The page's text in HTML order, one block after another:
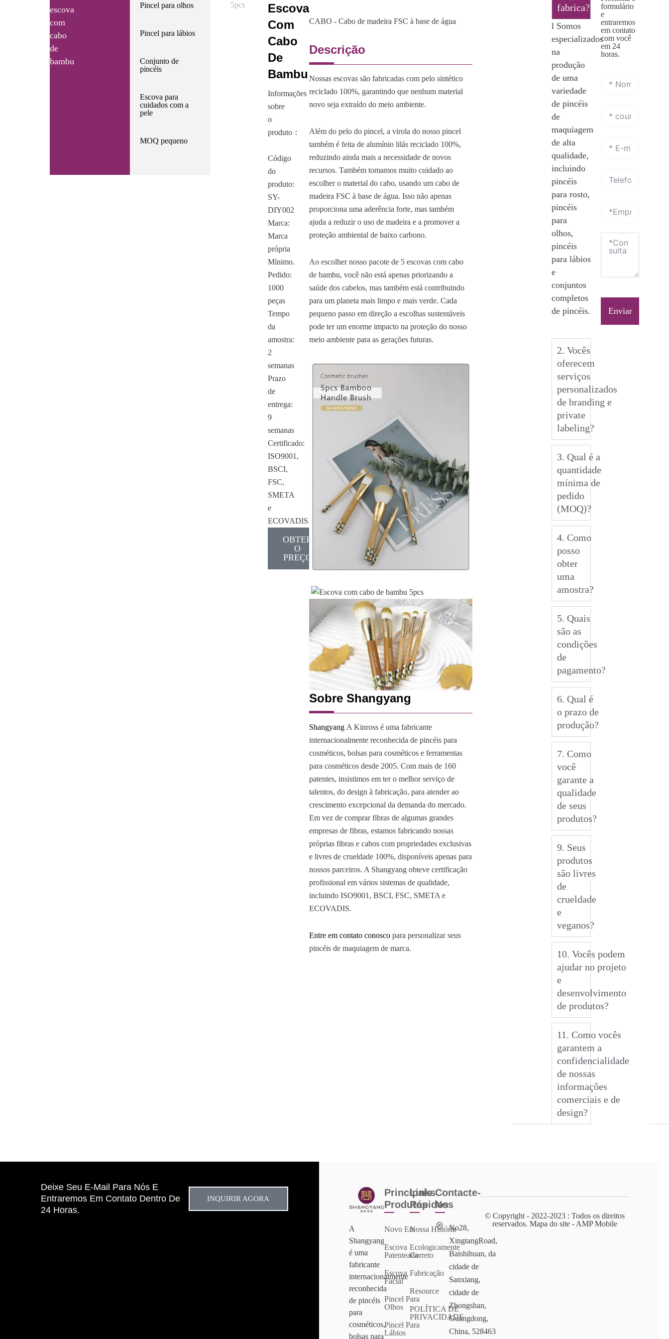
escova
com
cabo
de
bambu
Pincel para olhos
Pincel para lábios
Conjunto de
pincéis
Escova para
cuidados com a
pele
MOQ pequeno
Escova
Com
Cabo
De
Bambu
Informações
sobre
o
produto：
Código
do
produto:
SY-
DIY002
Marca:
Marca
própria
Mínimo.
Pedido:
1000
peças
Tempo
da
amostra:
2
semanas
Prazo
de
entrega:
9
semanas
Certificado:
ISO9001,
BSCI,
FSC,
SMETA
e
ECOVADIS.
OBTER
O
PREÇO
CABO - Cabo de madeira FSC à base de água
Descrição
Nossas escovas são fabricadas com pelo sintético
reciclado 100%, garantindo que nenhum material
novo seja extraído do meio ambiente.
Além do pelo do pincel, a virola do nosso pincel
também é feita de alumínio lilás reciclado 100%,
reduzindo ainda mais a necessidade de novos
recursos. Também tomamos muito cuidado ao
escolher o material do cabo, usando um cabo de
madeira FSC à base de água. Isso não apenas
proporciona uma aderência forte, mas também
ajuda a reduzir o uso de madeira e a promover a
proteção ambiental de baixo carbono.
Ao escolher nosso pacote de 5 escovas com cabo
de bambu, você não está apenas priorizando a
saúde dos cabelos, mas também está contribuindo
para um planeta mais limpo e mais verde. Cada
pequeno passo em direção a escolhas sustentáveis
pode ter um enorme impacto na proteção do nosso
meio ambiente para as gerações futuras.
Sobre Shangyang
Shangyang A Kinross é uma fabricante
internacionalmente reconhecida de pincéis para
cosméticos, bolsas para cosméticos e ferramentas
para cosméticos desde 2005. Com mais de 160
patentes, insistimos em ter o melhor serviço de
talentos, do design à fabricação, para atender ao
crescimento excepcional da demanda do mercado.
Em vez de comprar fibras de algumas grandes
empresas de fibras, estamos fabricando nossas
próprias fibras e cabos com propriedades exclusivas
e livres de crueldade 100%, disponíveis apenas para
nossos parceiros. A Shangyang obteve certificação
profissional em vários sistemas de qualidade,
incluindo ISO9001, BSCI, FSC, SMETA e
ECOVADIS.
Entre em contato conosco para personalizar seus
pincéis de maquiagem de marca.
fabrica?
l Somos
especializados
na
produção
de uma
variedade
de pincéis
de
maquiagem
de alta
qualidade,
incluindo
pincéis
para rosto,
pincéis
para
olhos,
pincéis
para lábios
e
conjuntos
completos
de pincéis.
2. Vocês
oferecem
serviços
personalizados
de branding e
private
labeling?
3. Qual é a
quantidade
mínima de
pedido
(MOQ)?
4. Como
posso
obter
uma
amostra?
5. Quais
são as
condições
de
pagamento?
6. Qual é
o prazo de
produção?
7. Como
você
garante a
qualidade
de seus
produtos?
9. Seus
produtos
são livres
de
crueldade
e
veganos?
10. Vocês podem
ajudar no projeto
e
desenvolvimento
de produtos?
11. Como vocês
garantem a
confidencialidade
de nossas
informações
comerciais e de
design?
formulário
e
entraremos
em contato
com você
em 24
horas.
Enviar
Deixe Seu E-Mail Para Nós E
Entraremos Em Contato Dentro De
24 Horas.
INQUIRIR AGORA
A
Shangyang
é uma
fabricante
internacionalmente
reconhecida
de pincéis
para
cosméticos,
bolsas para
Principais
Produtos
Novo Em
Escova
Patenteada
Escova
Facial
Pincel Para
Olhos
Pincel Para
Lábios
Links
Rápidos
Nossa História
Ecologicamente
Correto
Fabricação
Resource
POLÍTICA DE
PRIVACIDADE
Contacte-
Nos
No28,
XingtangRoad,
Baishihuan, da
cidade de
Sanxiang,
cidade de
Zhongshan,
Guangdong,
China, 528463
© Copyright - 2022-2023 : Todos os direitos
reservados. Mapa do site - AMP Mobile